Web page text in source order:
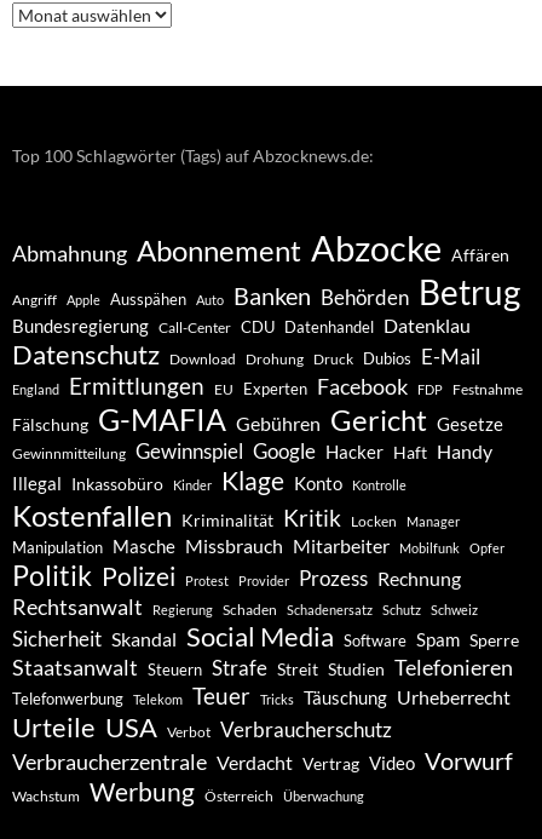
Nachrichten
–
Top 100 Schlagwörter (Tags) auf Abzocknews.de:
Abmahnung Abonnement Abzocke Affären
Angriff Apple Ausspähen Auto Banken Behörden Betrug
Bundesregierung Call-Center CDU Datenhandel Datenklau
Datenschutz Download Drohung Druck Dubios E-Mail
England Ermittlungen EU Experten Facebook FDP Festnahme
Fälschung G-MAFIA Gebühren Gericht Gesetze
Gewinnmitteilung Gewinnspiel Google Hacker Haft Handy
Illegal Inkassobüro Kinder Klage Konto Kontrolle
Kostenfallen Kriminalität Kritik Locken Manager
Manipulation Masche Missbrauch Mitarbeiter Mobilfunk Opfer
Politik Polizei Protest Provider Prozess Rechnung
Rechtsanwalt Regierung Schaden Schadenersatz Schutz Schweiz
Sicherheit Skandal Social Media Software Spam Sperre
Staatsanwalt Steuern Strafe Streit Studien Telefonieren
Telefonwerbung Telekom Teuer Tricks Täuschung Urheberrecht
Urteile USA Verbot Verbraucherschutz
Verbraucherzentrale Verdacht Vertrag Video Vorwurf
Wachstum Werbung Österreich Überwachung